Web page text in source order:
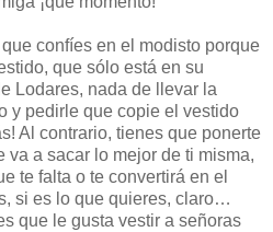
confíes en el modisto porque
que sólo está en su
Lodares, nada de llevar la
y pedirle que copie el vestido
Al contrario, tienes que ponerte
va a sacar lo mejor de ti misma,
te falta o te convertirá en el
si es lo que quieres, claro…
que le gusta vestir a señoras